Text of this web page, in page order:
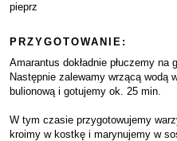
pieprz
PRZYGOTOWANIE:
Amarantus dokładnie płuczemy
Następnie zalewamy wrzącą wodą
bulionową i gotujemy ok. 25 min.
W tym czasie przygotowujemy
kroimy w kostkę i marynujemy w